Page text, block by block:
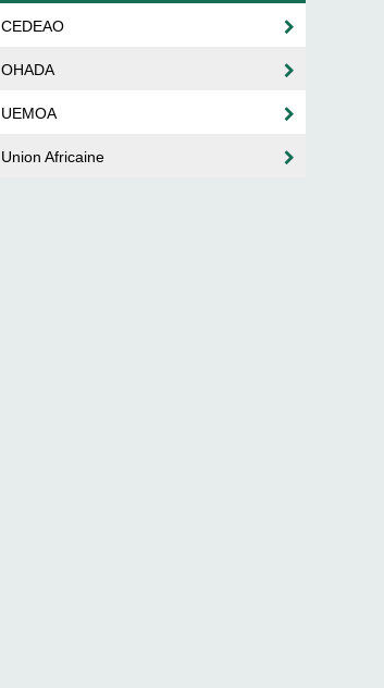
CEDEAO
OHADA
UEMOA
Union Africaine